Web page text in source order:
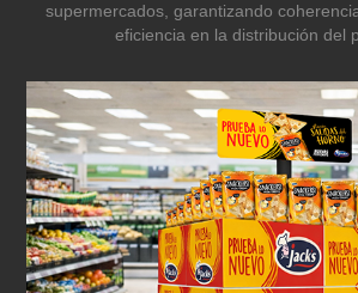
supermercados, garantizando
eficiencia en la distribución del